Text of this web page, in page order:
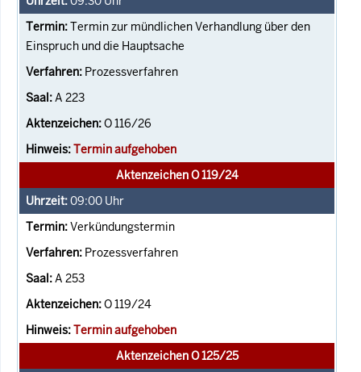
Termin zur mündlichen Verhandlung über den
Einspruch und die Hauptsache
Prozessverfahren
A 223
O 116/26
Termin aufgehoben
Aktenzeichen O 119/24
09:00 Uhr
Verkündungstermin
Prozessverfahren
A 253
O 119/24
Termin aufgehoben
Aktenzeichen O 125/25